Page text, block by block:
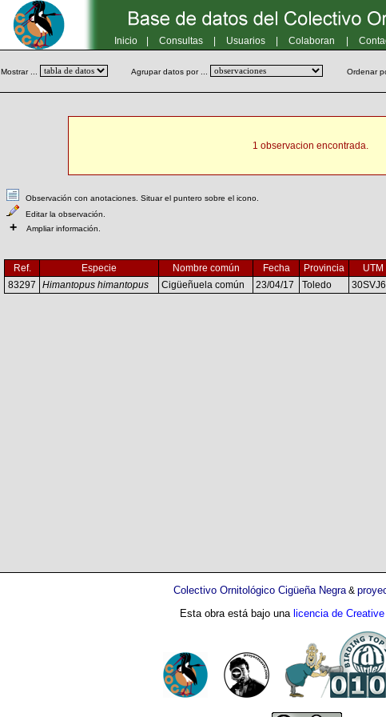
Inicio Consultas Usuarios Colaboran
Mostrar ... Agrupar datos por ... Ordenar
1 observacion encontrada.
Observación con anotaciones. Situar el puntero sobre el icono.
Editar la observación.
+ Ampliar información.
Ref. Especie Nombre común Fecha Provincia UTM
83297
Himantopus himantopus Cigüeñuela común 23/04/17 Toledo
Colectivo Ornitológico Cigüeña Negra&
Esta obra está bajo una licencia de